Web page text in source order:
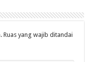
Ruas yang wajib ditandai